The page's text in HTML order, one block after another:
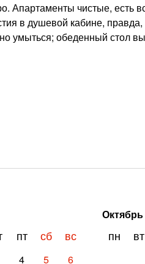
пт сб вс
4 5 6
Октябрь
пн вт
Апартаменты чистые, есть
в душевой кабине,
умыться; обеденный стол